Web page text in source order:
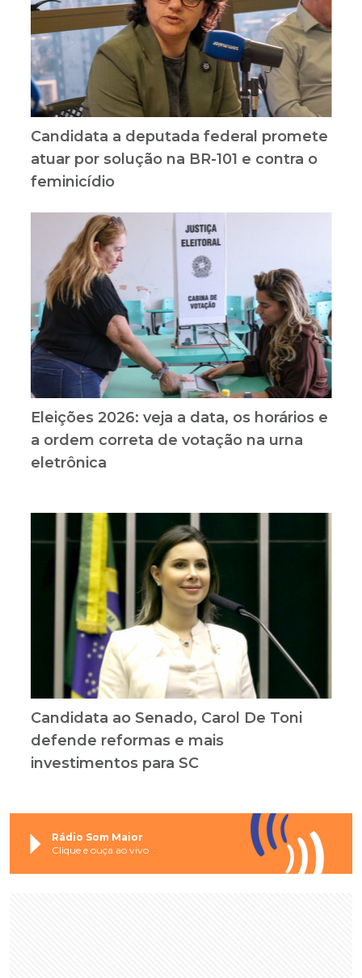
Candidata a deputada federal promete
atuar por solução na BR-101 e contra o
feminicídio
Eleições 2026: veja a data, os horários e
a ordem correta de votação na urna
eletrônica
Candidata ao Senado, Carol De Toni
defende reformas e mais
investimentos para SC
Rádio Som Maior
Clique e ouça ao vivo